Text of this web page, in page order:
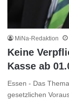
MiNa-Redaktion
Keine
Kasse ab
Essen - Das
gesetzlichen